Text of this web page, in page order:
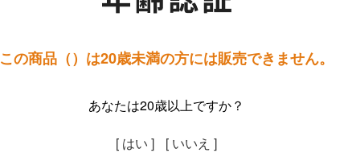
この商品（）は20歳未満の方には販売できません。
あなたは20歳以上ですか？
[ はい ] [ いいえ ]